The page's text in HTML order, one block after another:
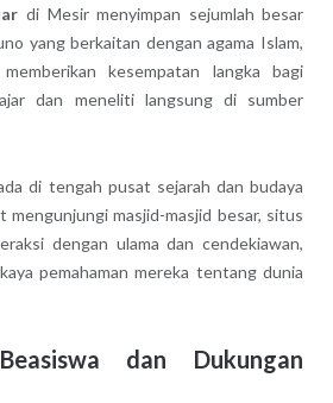
di Mesir menyimpan sejumlah besar
yang berkaitan dengan agama Islam,
kesempatan langka bagi
dan meneliti langsung di sumber
di tengah pusat sejarah dan budaya
mengunjungi masjid-masjid besar, situs
dengan ulama dan cendekiawan,
pemahaman mereka tentang dunia
dan Dukungan